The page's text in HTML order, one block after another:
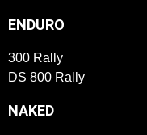
ENDURO
300 Rally
DS 800 Rally
NAKED